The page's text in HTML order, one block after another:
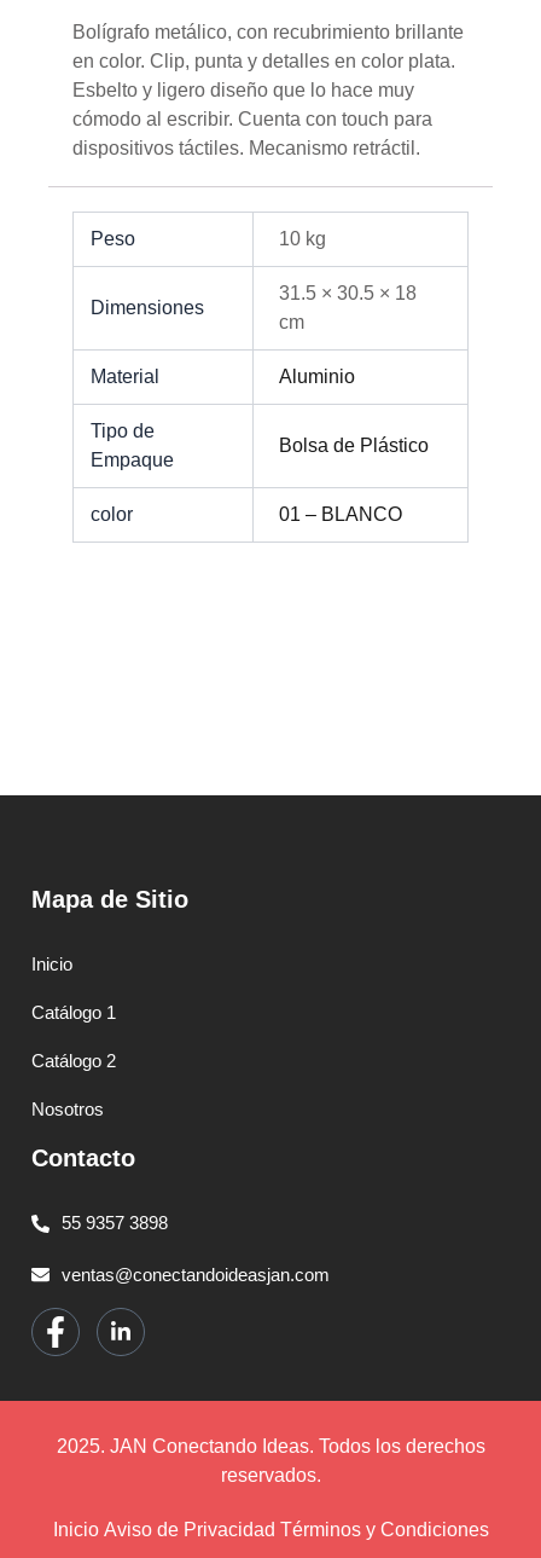
Bolígrafo metálico, con recubrimiento brillante
en color. Clip, punta y detalles en color plata.
Esbelto y ligero diseño que lo hace muy
cómodo al escribir. Cuenta con touch para
dispositivos táctiles. Mecanismo retráctil.
Peso 10 kg
Dimensiones
31.5 × 30.5 × 18
cm
Material Aluminio
Tipo de
Empaque
Bolsa de Plástico
color 01 – BLANCO
Mapa de Sitio
Inicio
Catálogo 1
Catálogo 2
Nosotros
Contacto
55 9357 3898
ventas@conectandoideasjan.com
2025. JAN Conectando Ideas. Todos los derechos
reservados.
Inicio Aviso de Privacidad Términos y Condiciones